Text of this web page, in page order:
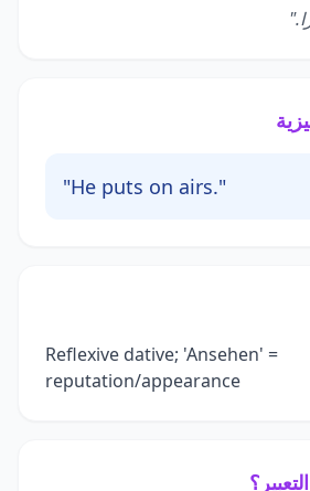
"He puts on airs."
Reflexive dative; 'Ansehen' =
reputation/appearance